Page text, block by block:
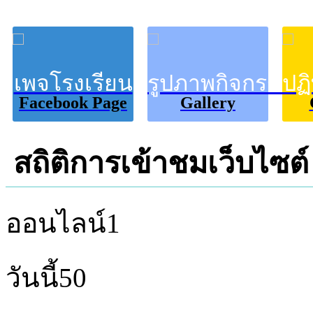
เพจโรงเรียน
Facebook Page
รูปภาพกิจกรรม
Gallery
ป
สถิติการเข้าชมเว็บไซต์
ออนไลน์1
วันนี้50